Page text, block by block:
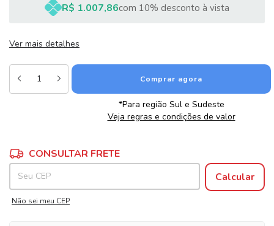
R$ 1.007,86com 10% desconto à vista
Ver mais detalhes
*Para região Sul e Sudeste
Veja regras e condições de valor
Entregas para o CEP:
CONSULTAR FRETE
Calcular
Não sei meu CEP